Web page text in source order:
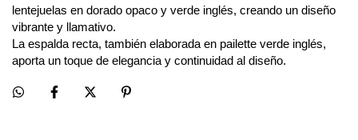
lentejuelas en dorado opaco y verde inglés, creando un diseño
vibrante y llamativo.
La espalda recta, también elaborada en pailette verde inglés,
aporta un toque de elegancia y continuidad al diseño.